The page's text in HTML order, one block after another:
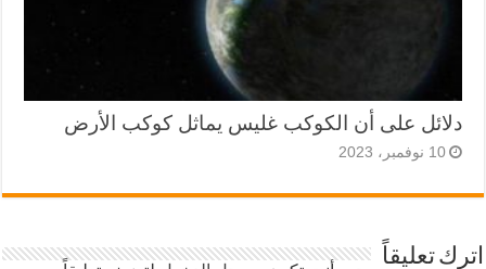
دلائل على أن الكوكب غليس يماثل كوكب الأرض
10 نوفمبر، 2023
اترك تعليقاً